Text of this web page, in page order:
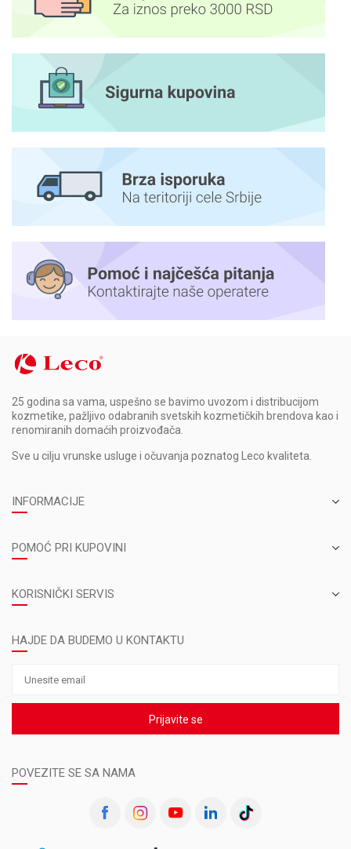
25 godina sa vama, uspešno se bavimo uvozom i distribucijom
kozmetike, pažljivo odabranih svetskih kozmetičkih brendova kao i
renomiranih domaćih proizvođača.
Sve u cilju vrunske usluge i očuvanja poznatog Leco kvaliteta.
INFORMACIJE
POMOĆ PRI KUPOVINI
KORISNIČKI SERVIS
HAJDE DA BUDEMO U KONTAKTU
Prijavite se
POVEZITE SE SA NAMA